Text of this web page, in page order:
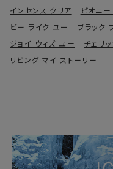
インセンス クリア
ピオニー
ビー ライク ユー
ブラック
ジョイ ウィズ ユー
チェリ
リビング マイ ストーリー